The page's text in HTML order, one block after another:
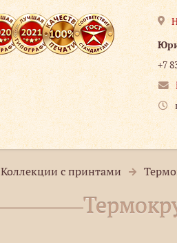
+7
Коллекции с принтами